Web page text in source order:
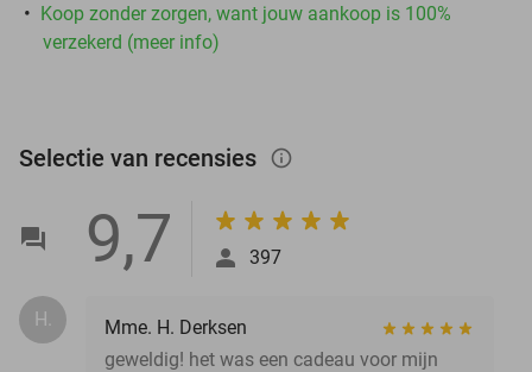
Koop zonder zorgen, want jouw aankoop is 100%
verzekerd (meer info)
Selectie van recensies info_outlined
9,7 397
H.
Mme. H. Derksen
geweldig! het was een cadeau voor mijn